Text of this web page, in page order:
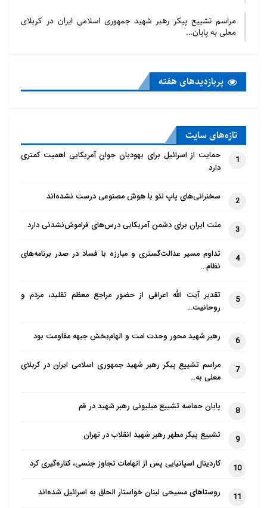
مراسم تشییع پیکر رهبر شهید جمهوری اسلامی ایران در کربلای
معلی به پایان…
پربازدید‌های هفته
تازه‌‌های سایت
1
حمایت از اسرائیل برای یهودیان جوان آمریکایی اهمیت کمتری
دارد
2 سخنرانی‌های پاپ لئو با هوش مصنوعی درست نشده‌اند
3 ملت ایران برای دشمن آمریکایی درس‌های فراموش‌نشدنی دارد
4
تداوم مسیر عدالت‌گستری و مبارزه با فساد در صدر برنامه‌های
نظام…
5
تقدیر آیت الله اعرافی از حضور مراجع معظم تقلید، مردم و
روحانیت…
6 رهبر شهید محور وحدت امت و الهام‌بخش جبهه مقاومت بود
7
مراسم تشییع پیکر رهبر شهید جمهوری اسلامی ایران در کربلای
معلی به…
8 پایان حماسه تشییع میلیونی رهبر شهید در قم
9 تشییع پیکر مطهر رهبر شهید انقلاب در تهران
10 کاردینال اسپانیایی پس از اتهامات تجاوز جنسی، کناره‌گیری کرد
11 روستاهای مسیحی لبنان خواستار الحاق به اسرائیل شده‌اند